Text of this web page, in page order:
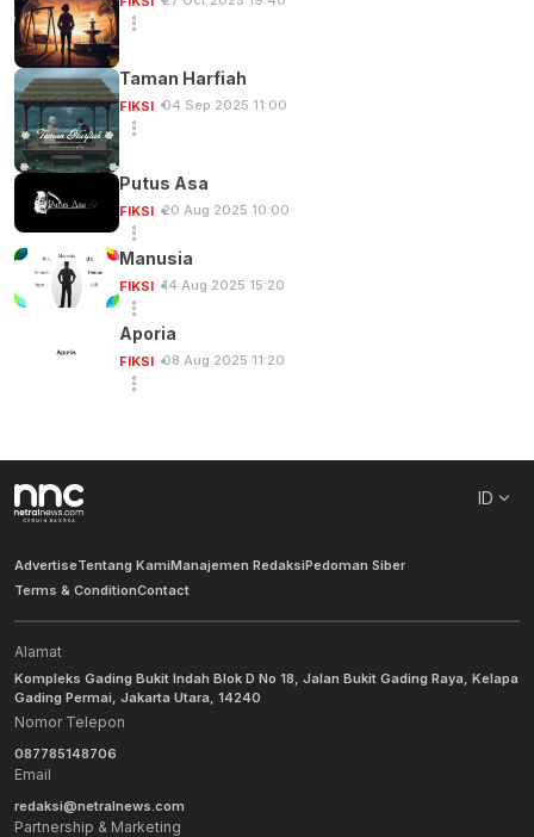
Taman Harfiah
FIKSI 04 Sep 2025 11:00
Putus Asa
FIKSI 20 Aug 2025 10:00
Manusia
FIKSI 14 Aug 2025 15:20
Aporia
FIKSI 08 Aug 2025 11:20
ID
AdvertiseTentang KamiManajemen RedaksiPedoman Siber
Terms & ConditionContact
Alamat
Kompleks Gading Bukit Indah Blok D No 18, Jalan Bukit Gading Raya, Kelapa
Gading Permai, Jakarta Utara, 14240
Nomor Telepon
087785148706
Email
redaksi@netralnews.com
Partnership & Marketing